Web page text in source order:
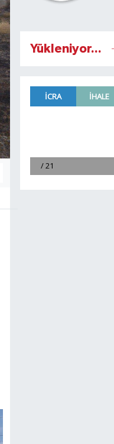
Yükleniyor...